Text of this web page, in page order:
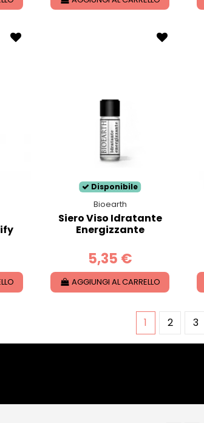
Disponibile
Bioearth
Siero Viso Idratante
Energizzante
5,35 €
AGGIUNGI AL CARRELLO
1 2 3